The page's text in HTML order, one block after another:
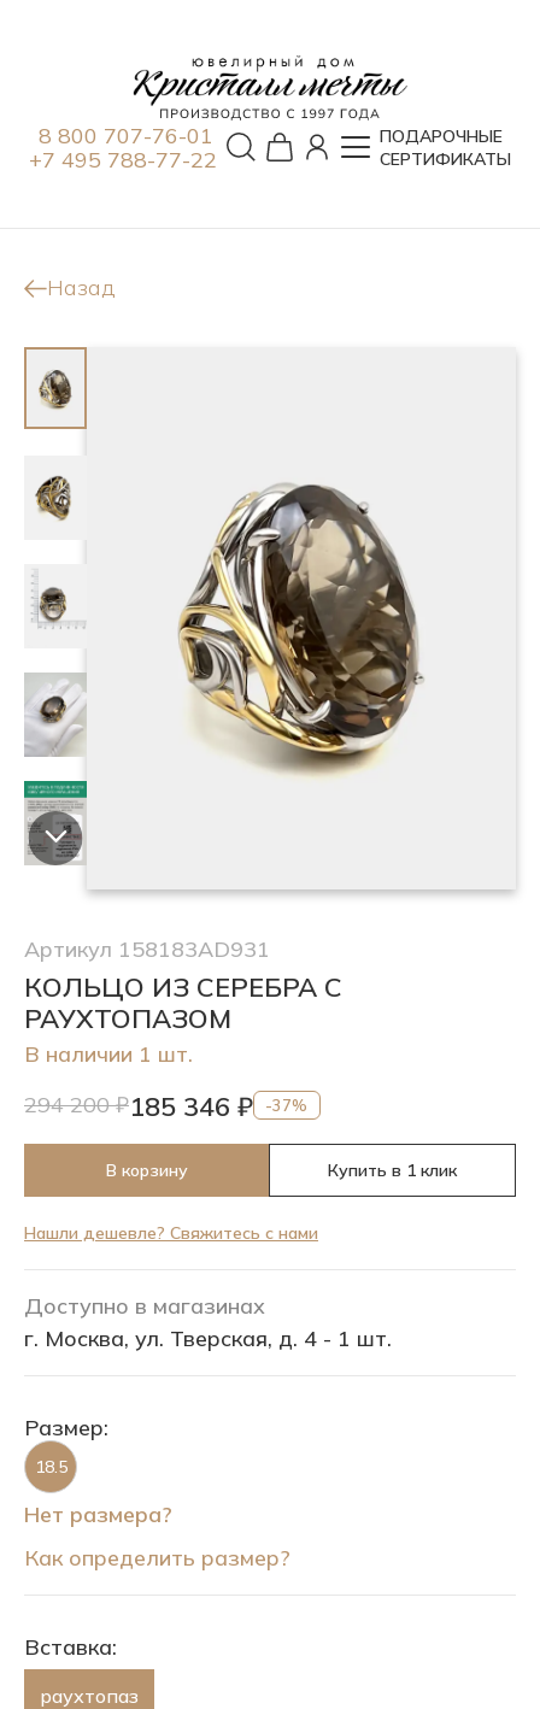
8 800 707-76-01
+7 495 788-77-22
ПОДАРОЧНЫЕ
СЕРТИФИКАТЫ
Назад
Артикул 158183AD931
КОЛЬЦО ИЗ СЕРЕБРА С
РАУХТОПАЗОМ
В наличии 1 шт.
294 200 ₽185 346 ₽ -37%
В корзину Купить в 1 клик
Нашли дешевле? Свяжитесь с нами
Доступно в магазинах
г. Москва, ул. Тверская, д. 4 - 1 шт.
Размер:
18.5
Нет размера?
Как определить размер?
Вставка:
раухтопаз